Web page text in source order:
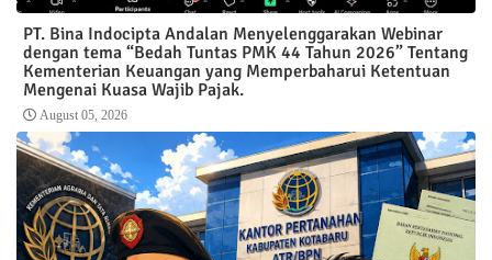
PT. Bina Indocipta Andalan Menyelenggarakan Webinar
dengan tema “Bedah Tuntas PMK 44 Tahun 2026” Tentang
Kementerian Keuangan yang Memperbaharui Ketentuan
Mengenai Kuasa Wajib Pajak.
August 05, 2026